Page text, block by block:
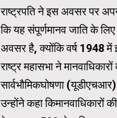
राष्ट्रपति ने इस अवसर पर
कि यह संपूर्णमानव जाति के
अवसर है, क्योंकि वर्ष 1948 में
राष्ट्र महासभा ने मानवाधिकारों
सार्वभौमिकघोषणा
उन्होंने कहा किमानवाधिकारों